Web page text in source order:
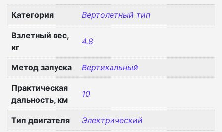
Категория Вертолетный тип
Взлетный вес,
кг
4.8
Метод запуска Вертикальный
Практическая
дальность, км
10
Тип двигателя Электрический